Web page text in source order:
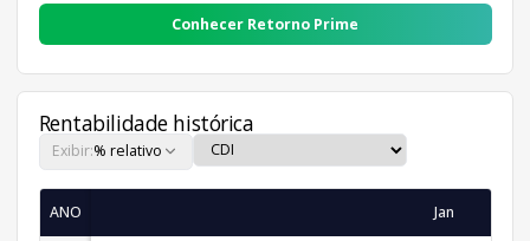
Conhecer Retorno Prime
Rentabilidade histórica
Exibir:% relativo
ANO Jan